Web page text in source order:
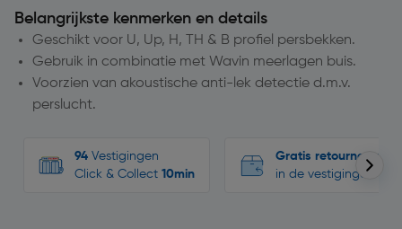
Belangrijkste kenmerken en details
Geschikt voor U, Up, H, TH & B profiel persbekken.
Gebruik in combinatie met Wavin meerlagen buis.
Voorzien van akoustische anti-lek detectie d.m.v.
perslucht.
94 Vestigingen
Click & Collect 10min
Gratis retourneren
in de vestigingen